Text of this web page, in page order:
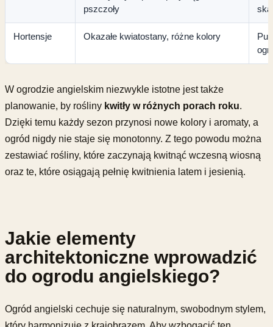
pszczoły
Hortensje Okazałe kwiatostany, różne kolory
W ogrodzie angielskim niezwykle istotne jest także
planowanie, by rośliny kwitły w różnych porach roku.
Dzięki temu każdy sezon przynosi nowe kolory i aromaty, a
ogród nigdy nie staje się monotonny. Z tego powodu można
zestawiać rośliny, które zaczynają kwitnąć wczesną wiosną
oraz te, które osiągają pełnię kwitnienia latem i jesienią.
Jakie elementy
architektoniczne wprowadzić
do ogrodu angielskiego?
Ogród angielski cechuje się naturalnym, swobodnym stylem,